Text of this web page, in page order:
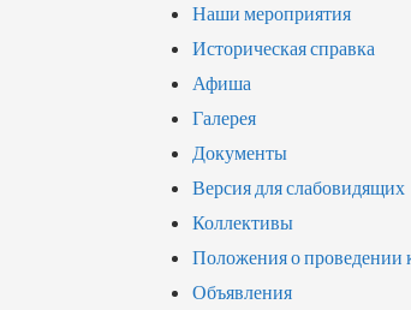
Наши мероприятия
Историческая справка
Афиша
Галерея
Документы
Версия для слабовидящих
Коллективы
Положения о
Объявления